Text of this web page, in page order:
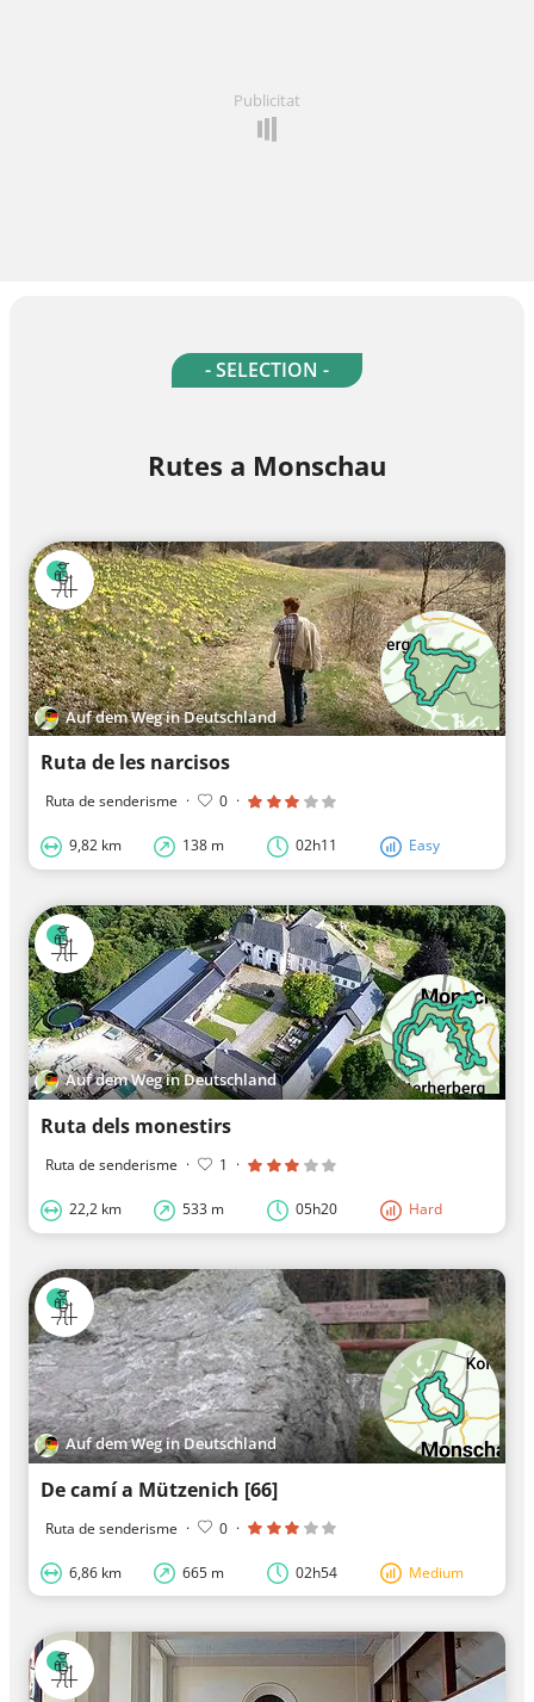
Publicitat
- SELECTION -
Rutes a Monschau
Auf dem Weg in Deutschland
Ruta de les narcisos
Ruta de senderisme · 0 ·
9,82 km 138 m 02h11 Easy
Auf dem Weg in Deutschland
Ruta dels monestirs
Ruta de senderisme · 1 ·
22,2 km 533 m 05h20 Hard
Auf dem Weg in Deutschland
De camí a Mützenich [66]
Ruta de senderisme · 0 ·
6,86 km 665 m 02h54 Medium